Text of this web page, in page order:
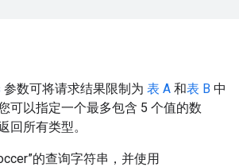
参数可将请求结果限制为 表 A 和表 B 中
可以指定一个最多包含 5 个值的数
回所有类型。
的查询字符串，并使用